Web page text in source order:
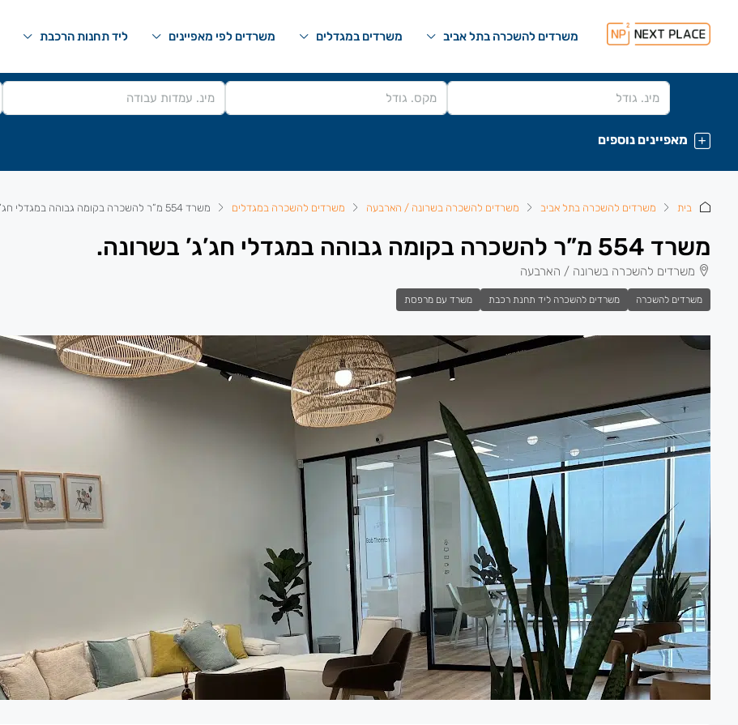
משרדים להשכרה בתל אביב משרדים במגדלים משרדים לפי מאפיינים ליד תחנות הרכבת
מאפיינים נוספים
בית משרדים להשכרה בתל אביב משרדים להשכרה בשרונה / הארבעה משרדים להשכרה במגדלים משרד 554 מ”ר להשכרה בקומה גבוהה במגדלי חג’ג’ בשרונה.
משרד 554 מ”ר להשכרה בקומה גבוהה במגדלי חג’ג’ בשרונה.
משרדים להשכרה בשרונה / הארבעה
משרדים להשכרה משרדים להשכרה ליד תחנת רכבת משרד עם מרפסת